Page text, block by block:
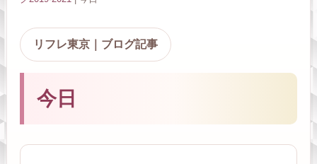
リフレ東京｜ブログ記事
今日